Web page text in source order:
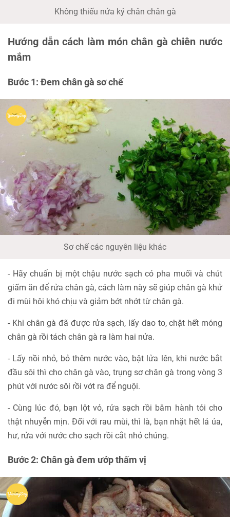
Không thiếu nửa ký chân chân gà
Hướng dẫn cách làm món chân gà chiên nước
mắm
Bước 1: Đem chân gà sơ chế
Sơ chế các nguyên liệu khác
- Hãy chuẩn bị một chậu nước sạch có pha muối và chút
giấm ăn để rửa chân gà, cách làm này sẽ giúp chân gà khử
đi mùi hôi khó chịu và giảm bớt nhớt từ chân gà.
- Khi chân gà đã được rửa sạch, lấy dao to, chặt hết móng
chân gà rồi tách chân gà ra làm hai nửa.
- Lấy nồi nhỏ, bỏ thêm nước vào, bật lửa lên, khi nước bắt
đầu sôi thì cho chân gà vào, trụng sơ chân gà trong vòng 3
phút với nước sôi rồi vớt ra để nguội.
- Cùng lúc đó, bạn lột vỏ, rửa sạch rồi băm hành tỏi cho
thật nhuyễn mịn. Đối với rau mùi, thì là, bạn nhặt hết lá úa,
hư, rửa với nước cho sạch rồi cắt nhỏ chúng.
Bước 2: Chân gà đem ướp thấm vị